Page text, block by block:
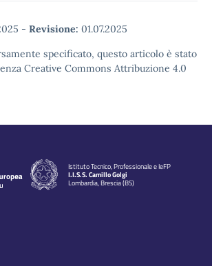
- Revisione: 01.07.2025
specificato, questo articolo è stato
Creative Commons Attribuzione 4.0
Istituto Tecnico, Professionale e IeFP
I.I.S.S. Camillo Golgi
Lombardia, Brescia (BS)